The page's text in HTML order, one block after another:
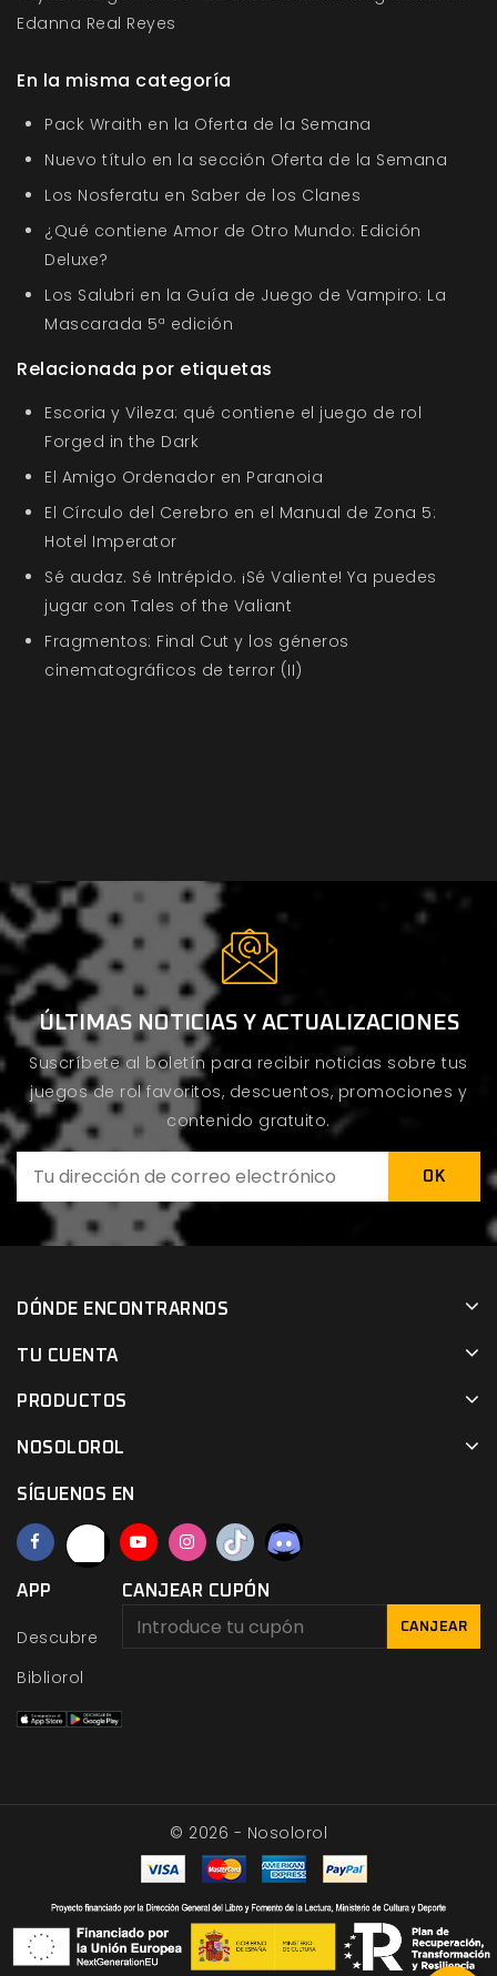
Edanna Real Reyes
En la misma categoría
Pack Wraith en la Oferta de la Semana
Nuevo título en la sección Oferta de la Semana
Los Nosferatu en Saber de los Clanes
¿Qué contiene Amor de Otro Mundo: Edición
Deluxe?
Los Salubri en la Guía de Juego de Vampiro: La
Mascarada 5ª edición
Relacionada por etiquetas
Escoria y Vileza: qué contiene el juego de rol
Forged in the Dark
El Amigo Ordenador en Paranoia
El Círculo del Cerebro en el Manual de Zona 5:
Hotel Imperator
Sé audaz. Sé Intrépido. ¡Sé Valiente! Ya puedes
jugar con Tales of the Valiant
Fragmentos: Final Cut y los géneros
cinematográficos de terror (II)
ÚLTIMAS NOTICIAS Y ACTUALIZACIONES
Suscríbete al boletín para recibir noticias sobre tus
juegos de rol favoritos, descuentos, promociones y
contenido gratuito.
DÓNDE ENCONTRARNOS
TU CUENTA
PRODUCTOS
NOSOLOROL
SÍGUENOS EN
APP
Descubre
Bibliorol
CANJEAR CUPÓN
CANJEAR
© 2026 - Nosolorol